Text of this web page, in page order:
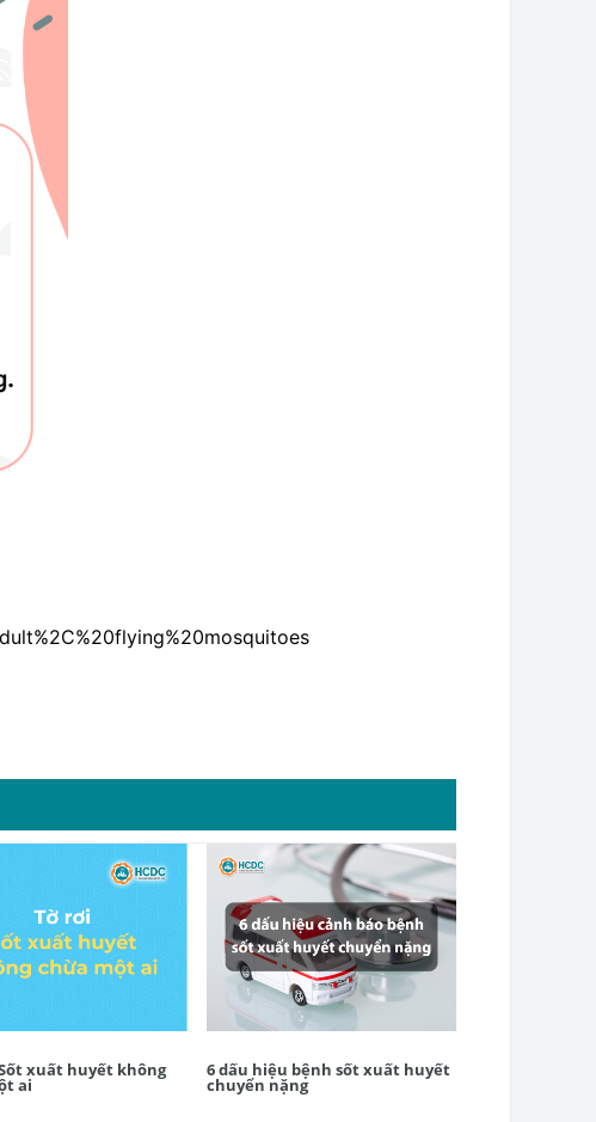
xuất huyết không
ai
6 dấu hiệu bệnh sốt xuất huyết
chuyển nặng